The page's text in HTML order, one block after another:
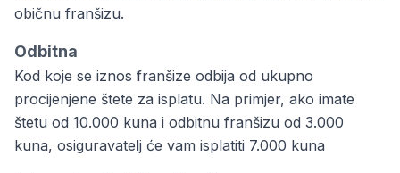
običnu franšizu.
Odbitna
Kod koje se iznos franšize odbija od ukupno
procijenjene štete za isplatu. Na primjer, ako imate
štetu od 10.000 kuna i odbitnu franšizu od 3.000
kuna, osiguravatelj će vam isplatiti 7.000 kuna